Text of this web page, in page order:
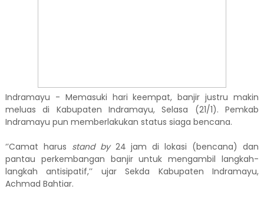
Indramayu - Memasuki hari keempat, banjir justru makin
meluas di Kabupaten Indramayu, Selasa (21/1). Pemkab
Indramayu pun memberlakukan status siaga bencana.
‘’Camat harus stand by24 jam di lokasi (bencana) dan
pantau perkembangan banjir untuk mengambil langkah-
langkah antisipatif,’’ ujar Sekda Kabupaten Indramayu,
Achmad Bahtiar.